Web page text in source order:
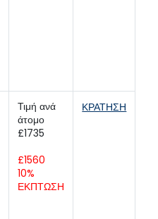
Τιμή ανά
άτομο
£1560
10%
ΕΚΠΤΩΣΗ
ΚΡΑΤΗΣΗ